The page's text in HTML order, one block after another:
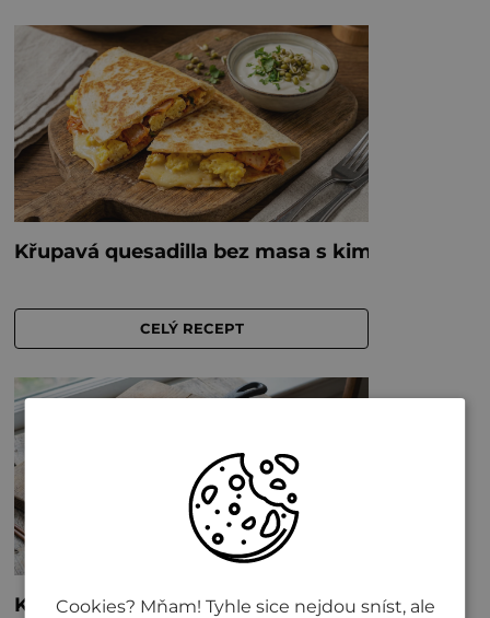
Cookies? Mňam! Tyhle sice nejdou sníst, ale